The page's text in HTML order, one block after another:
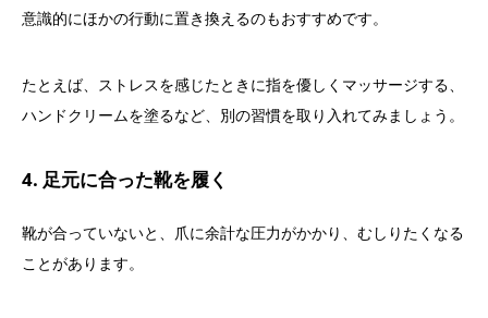
意識的にほかの行動に置き換えるのもおすすめです。
たとえば、ストレスを感じたときに指を優しくマッサージする、
ハンドクリームを塗るなど、別の習慣を取り入れてみましょう。
4. 足元に合った靴を履く
靴が合っていないと、爪に余計な圧力がかかり、むしりたくなる
ことがあります。